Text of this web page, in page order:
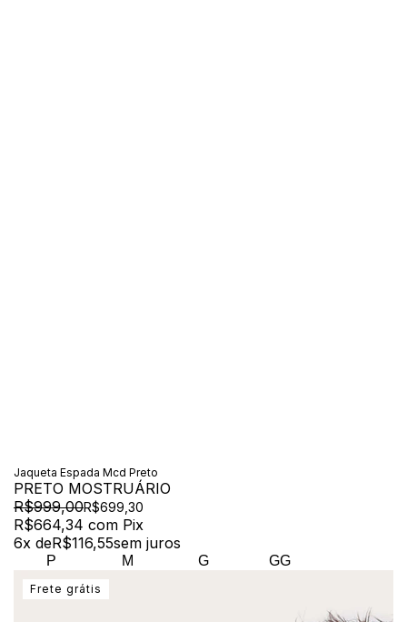
Jaqueta Espada Mcd Preto
PRETO MOSTRUÁRIO
R$999,00R$699,30
R$664,34 com Pix
6x deR$116,55sem juros
P M G GG
Frete grátis